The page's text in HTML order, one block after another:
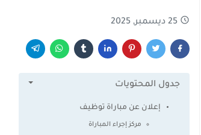
25 ديسمبر, 2025
جدول المحتويات
إعلان عن مباراة توظيف
مركز إجراء المباراة